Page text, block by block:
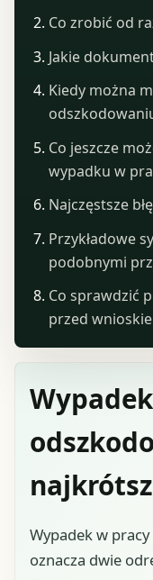
Wypadek w
oznacza dwie
Co zrobić od
Jakie
Kiedy można
Co jeszcze
wypadku w
Najczęstsze
Przykładowe
podobnymi
Co sprawdzić
przed